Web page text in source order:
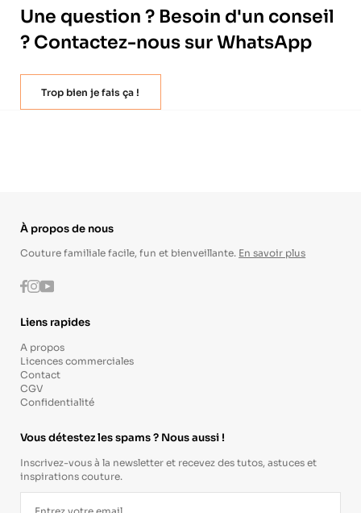
Une question ? Besoin d'un conseil
? Contactez-nous sur WhatsApp
Trop bien je fais ça !
À propos de nous
Couture familiale facile, fun et bienveillante. En savoir plus
Facebook
Instagram
Youtube
Liens rapides
A propos
Licences commerciales
Contact
CGV
Confidentialité
Vous détestez les spams ? Nous aussi !
Inscrivez-vous à la newsletter et recevez des tutos, astuces et
inspirations couture.